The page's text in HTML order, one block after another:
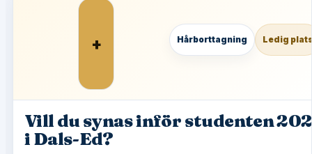
+ Hårborttagning Ledig
Vill du synas inför studenten
i Dals-Ed?